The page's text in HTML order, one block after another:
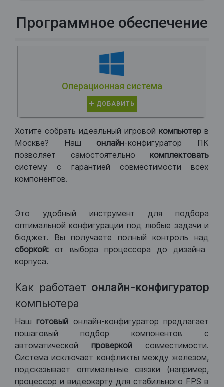
Программное обеспечение
Операционная система
ДОБАВИТЬ
Хотите собрать идеальный игровой компьютер в
Москве? Нашонлайн-конфигуратор ПК
позволяет самостоятельно комплектовать
систему с гарантией совместимости всех
компонентов.
Это удобный инструмент для подбора
оптимальной конфигурации под любые задачи и
бюджет. Вы получаете полный контроль над
сборкой: от выбора процессора до дизайна
корпуса.
Как работает онлайн-конфигуратор
компьютера
Нашготовый онлайн-конфигуратор предлагает
пошаговый подбор компонентов с
автоматической проверкой совместимости.
Система исключает конфликты между железом,
подсказывает оптимальные связки (например,
процессор и видеокарту для стабильного FPS в